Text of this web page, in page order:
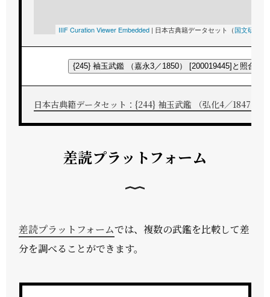
IIIF Curation Viewer Embedded | 日本古典籍データセット（国文研
{245} 袖玉武鑑 （嘉永3／1850） [200019445]と照合す
日本古典籍データセット：{244} 袖玉武鑑 （弘化4／1847）
差読プラットフォーム
差読プラットフォームでは、複数の武鑑を比較して差
分を調べることができます。